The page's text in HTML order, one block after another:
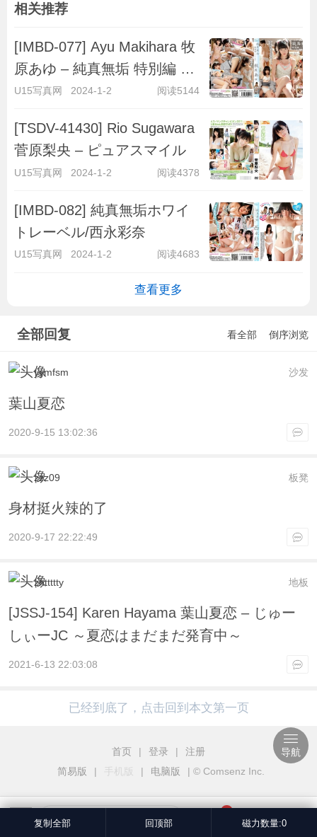
相关推荐
[IMBD-077] Ayu Makihara 牧
原あゆ – 純真無垢 特別編 ～
キラキラ彼女～
U15写真网 2024-1-2 阅读5144
[TSDV-41430] Rio Sugawara
菅原梨央 – ピュアスマイル
U15写真网 2024-1-2 阅读4378
[IMBD-082] 純真無垢ホワイ
トレーベル/西永彩奈
U15写真网 2024-1-2 阅读4683
查看更多
全部回复 看全部 倒序浏览
沙发
yymfsm
葉山夏恋
2020-9-15 13:02:36
板凳
zzz09
身材挺火辣的了
2020-9-17 22:22:49
地板
zhttttty
[JSSJ-154] Karen Hayama 葉山夏恋 – じゅー
しぃーJC ～夏恋はまだまだ発育中～
2021-6-13 22:03:08
我也说一句
3
已经到底了，点击回到本文第一页
首页 | 登录 |
注册
简易版
| 手机版 | 电脑版 | © Comsenz Inc.
导航
复制全部 回顶部 磁力数量:0